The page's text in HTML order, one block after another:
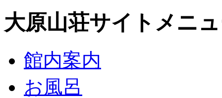
大原山荘サイトメニ
館内案内
お風呂